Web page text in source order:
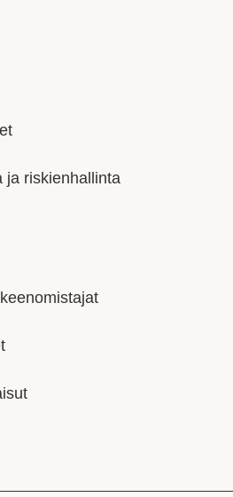
ja riskienhallinta